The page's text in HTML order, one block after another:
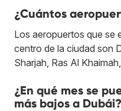
¿Cuántos
Los aeropuertos que se
centro de la ciudad son
Sharjah, Ras Al
¿En qué mes se
más bajos a Dubái?